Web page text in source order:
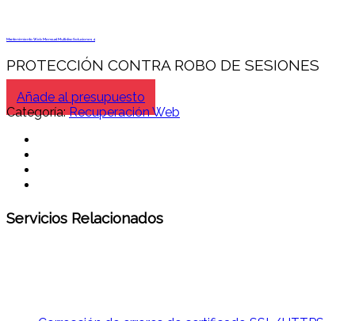
Mantenimiento Web Mensual Multidisc Soluciones 4
PROTECCIÓN CONTRA ROBO DE SESIONES
Añade al presupuesto
Categoría:Recuperación Web
Servicios Relacionados